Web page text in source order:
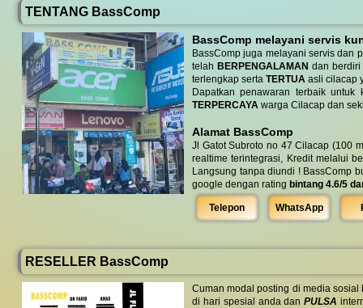
TENTANG BassComp
BassComp melayani servis
BassComp juga melayani servis dan
telah BERPENGALAMAN dan berdiri
terlengkap serta TERTUA asli cilacap
Dapatkan penawaran terbaik
TERPERCAYA warga Cilacap dan
Alamat BassComp
Jl Gatot Subroto no 47 Cilacap (100
realtime terintegrasi, Kredit melalui
Langsung tanpa diundi ! BassComp
google dengan rating bintang 4.6/5
Telepon WhatsApp
RESELLER BassComp
Cuman modal posting di media
di hari spesial anda danPULSA